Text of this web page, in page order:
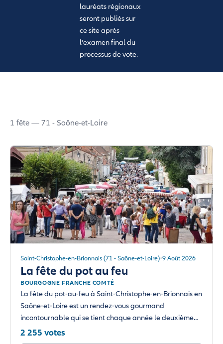
lauréats régionaux
seront publiés sur
ce site après
l'examen final du
processus de vote.
1 fête — 71 - Saône-et-Loire
Saint-Christophe-en-Brionnais (71 - Saône-et-Loire) 9 Août 2026
La fête du pot au feu
BOURGOGNE FRANCHE COMTÉ
La fête du pot-au-feu à Saint-Christophe-en-Brionnais en
Saône-et-Loire est un rendez-vous gourmand
incontournable qui se tient chaque année le deuxième…
2 255 votes